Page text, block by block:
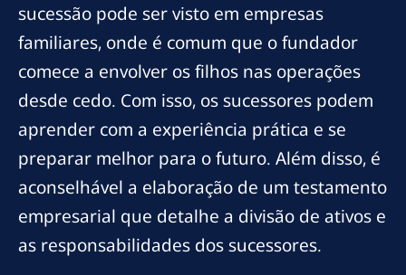
sucessão pode ser visto em empresas
familiares, onde é comum que o fundador
comece a envolver os filhos nas operações
desde cedo. Com isso, os sucessores podem
aprender com a experiência prática e se
preparar melhor para o futuro. Além disso, é
aconselhável a elaboração de um testamento
empresarial que detalhe a divisão de ativos e
as responsabilidades dos sucessores.